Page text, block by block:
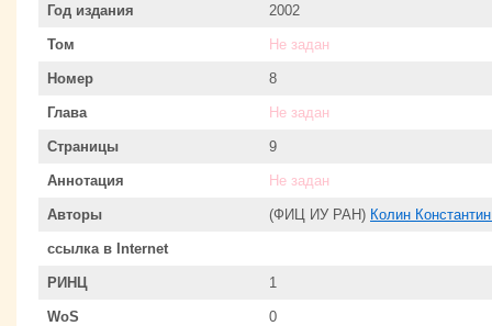
Год издания 2002
Том Не задан
Номер 8
Глава Не задан
Страницы 9
Аннотация Не задан
Авторы (ФИЦ ИУ РАН) Колин
ссылка в Internet
РИНЦ 1
WoS 0